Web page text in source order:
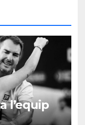
l’equip